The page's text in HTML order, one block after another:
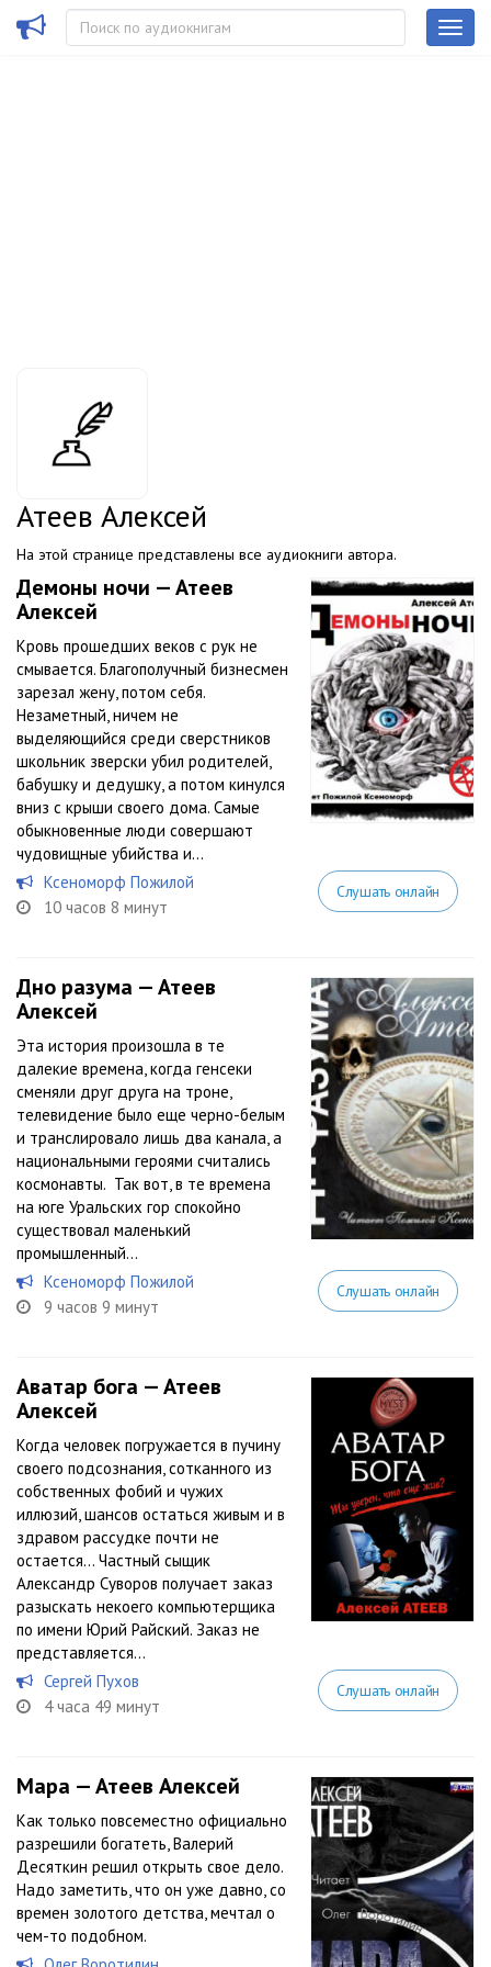
Атеев Алексей
На этой странице представлены все аудиокниги автора.
Демоны ночи — Атеев
Алексей
Кровь прошедших веков с рук не
смывается. Благополучный бизнесмен
зарезал жену, потом себя.
Незаметный, ничем не
выделяющийся среди сверстников
школьник зверски убил родителей,
бабушку и дедушку, а потом кинулся
вниз с крыши своего дома. Самые
обыкновенные люди совершают
чудовищные убийства и...
Ксеноморф Пожилой
10 часов 8 минут
Слушать онлайн
Дно разума — Атеев
Алексей
Эта история произошла в те
далекие времена, когда генсеки
сменяли друг друга на троне,
телевидение было еще черно-белым
и транслировало лишь два канала, а
национальными героями считались
космонавты. Так вот, в те времена
на юге Уральских гор спокойно
существовал маленький
промышленный...
Ксеноморф Пожилой
9 часов 9 минут
Слушать онлайн
Аватар бога — Атеев
Алексей
Когда человек погружается в пучину
своего подсознания, сотканного из
собственных фобий и чужих
иллюзий, шансов остаться живым и в
здравом рассудке почти не
остается… Частный сыщик
Александр Суворов получает заказ
разыскать некоего компьютерщика
по имени Юрий Райский. Заказ не
представляется...
Сергей Пухов
4 часа 49 минут
Слушать онлайн
Мара — Атеев Алексей
Как только повсеместно официально
разрешили богатеть, Валерий
Десяткин решил открыть свое дело.
Надо заметить, что он уже давно, со
времен золотого детства, мечтал о
чем-то подобном.